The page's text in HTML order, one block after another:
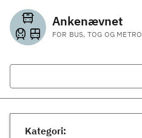
Ankenævnet
FOR BUS, TOG OG METRO
Kategori: